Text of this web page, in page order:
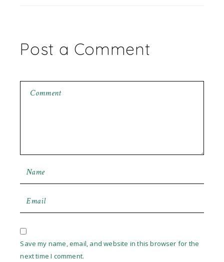
Post a Comment
Save my name, email, and website in this browser for the
next time I comment.